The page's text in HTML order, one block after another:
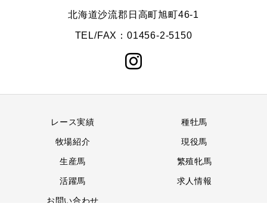
北海道沙流郡日高町旭町46-1
TEL/FAX：01456-2-5150
レース実績 種牡馬
牧場紹介 現役馬
生産馬 繁殖牝馬
活躍馬 求人情報
お問い合わせ